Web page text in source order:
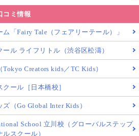
コミ情報
「Fairy Tale（フェアリーテール）」
ル ライフリトル（渋谷区松濤）
Creators kids／TC Kids）
ール［日本橋校］
（Go Global Inter Kids）
School 立川校（グローバルステップ
スクール）